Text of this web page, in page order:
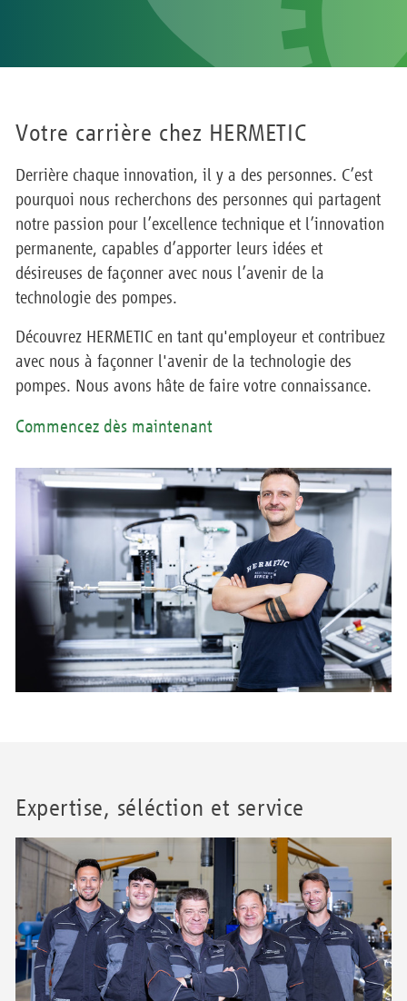
Votre carrière chez HERMETIC
Derrière chaque innovation, il y a des personnes. C’est
pourquoi nous recherchons des personnes qui partagent
notre passion pour l’excellence technique et l’innovation
permanente, capables d’apporter leurs idées et
désireuses de façonner avec nous l’avenir de la
technologie des pompes.
Découvrez HERMETIC en tant qu'employeur et contribuez
avec nous à façonner l'avenir de la technologie des
pompes. Nous avons hâte de faire votre connaissance.
Commencez dès maintenant
Expertise, séléction et service